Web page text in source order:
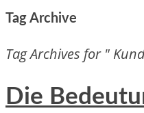
Tag Archive
Tag Archives for "
Die